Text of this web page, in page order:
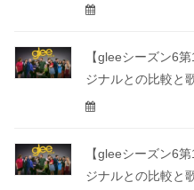
【gleeシーズン6
ジナルとの比較と
【gleeシーズン6
ジナルとの比較と